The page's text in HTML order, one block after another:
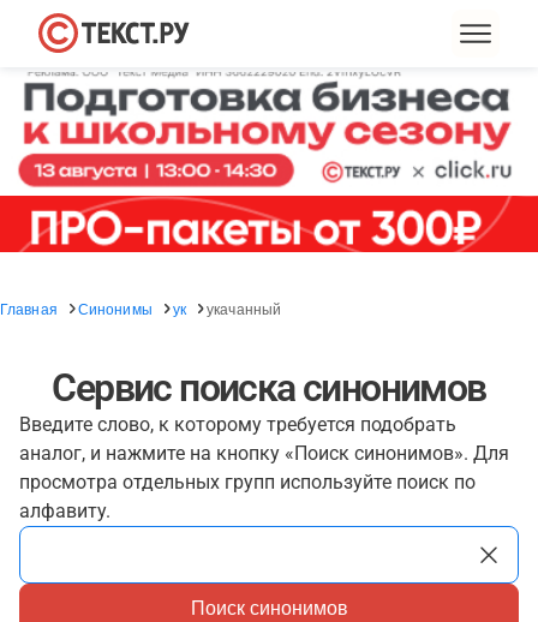
Главная Синонимы ук укачанный
Сервис поиска синонимов
Введите слово, к которому требуется подобрать
аналог, и нажмите на кнопку «Поиск синонимов». Для
просмотра отдельных групп используйте поиск по
алфавиту.
Поиск синонимов